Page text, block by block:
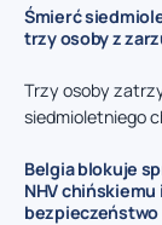
Śmierć
trzy osoby z
Trzy osoby
siedmioletniego
Belgia blokuje
NHV